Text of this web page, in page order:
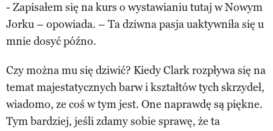
- Zapisałem się na kurs o wystawianiu tutaj w Nowym
Jorku – opowiada. – Ta dziwna pasja uaktywniła się u
mnie dosyć późno.
Czy można mu się dziwić? Kiedy Clark rozpływa się na
temat majestatycznych barw i kształtów tych skrzydeł,
wiadomo, ze coś w tym jest. One naprawdę są piękne.
Tym bardziej, jeśli zdamy sobie sprawę, że ta